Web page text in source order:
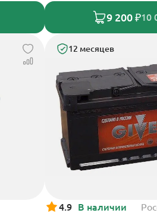
9 200 ₽10
12 месяцев
4.9 В наличии